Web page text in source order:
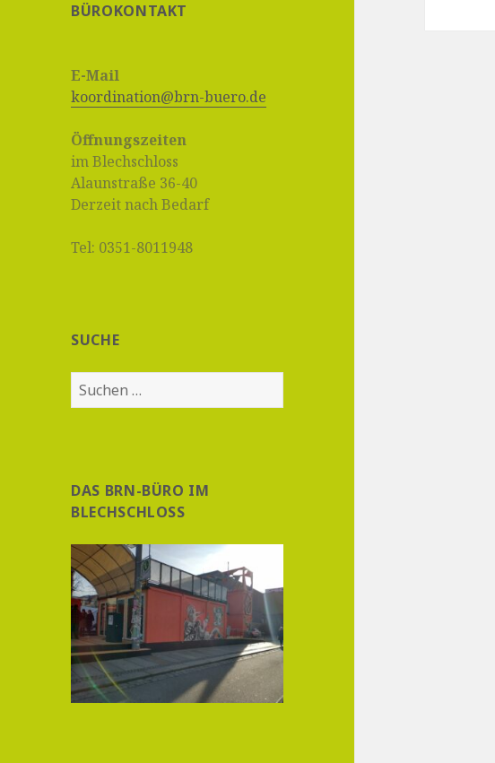
BÜROKONTAKT
E-Mail
koordination@brn-buero.de
Öffnungszeiten
im Blechschloss
Alaunstraße 36-40
Derzeit nach Bedarf
Tel: 0351-8011948
SUCHE
Suchen
nach:
DAS BRN-BÜRO IM
BLECHSCHLOSS